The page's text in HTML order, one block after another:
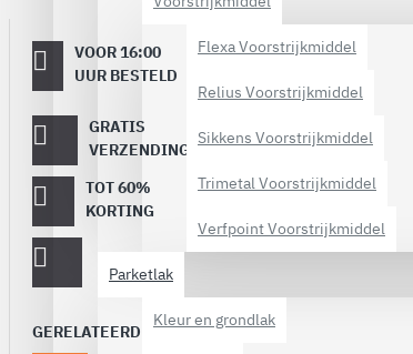
Flexa Voorstrijkmiddel
Relius Voorstrijkmiddel
Sikkens Voorstrijkmiddel
Trimetal Voorstrijkmiddel
Verfpoint Voorstrijkmiddel
Parketlak
Kleur en grondlak
VOOR 16:00
UUR BESTELD
Dezelfde
verstuurd
GRATIS
VERZENDING
40,-
TOT 60%
KORTING
Op topmerken
GERELATEERDE PRODUCTEN